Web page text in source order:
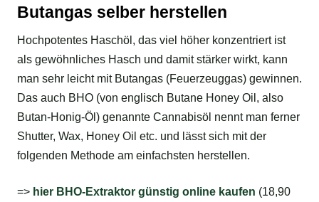
Butangas selber herstellen
Hochpotentes Haschöl, das viel höher konzentriert ist
als gewöhnliches Hasch und damit stärker wirkt, kann
man sehr leicht mit Butangas (Feuerzeuggas) gewinnen.
Das auch BHO (von englisch Butane Honey Oil, also
Butan-Honig-Öl) genannte Cannabisöl nennt man ferner
Shutter, Wax, Honey Oil etc. und lässt sich mit der
folgenden Methode am einfachsten herstellen.
=> hier BHO-Extraktor günstig online kaufen (18,90